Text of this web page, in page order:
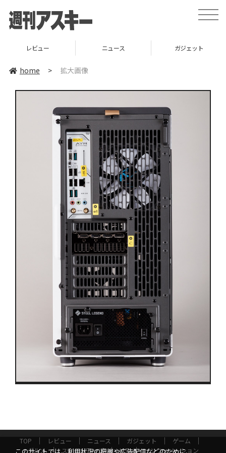
toggle
レビュー ニュース ガジェット
home > 拡大画像
TOP レビュー ニュース ガジェット
ゲーム
グルメ
スタートアップ ICT インフォメーション